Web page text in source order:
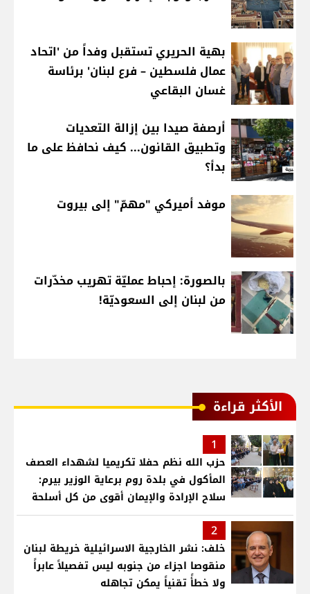
بهية الحريري تستقبل وفداً من 'اتحاد
عمال فلسطين – فرع لبنان' برئاسة
غسان البقاعي
أرصفة صيدا بين إزالة التعديات
وتطبيق القانون... كيف نحافظ على ما
بدأ؟
موفد أميركي "مهمّ" إلى بيروت
بالصورة: إحباط عمليّة تهريب مخدّرات
من لبنان إلى السعوديّة!
الأكثر قراءة
1
حزب الله نظم حفلا تكريميا لشهداء العصف
المأكول في بلدة روم برعاية الوزير بيرم:
سلاح الإرادة والإيمان أقوى من كل أسلحة
العالم .. ونريد الدولة التي تجمع اللبنانيين
2
خلف: نشر الخارجية الاسرائيلية خريطة لبنان
منقوصا اجزاء من جنوبه ليس تفصيلاً عابراً
ولا خطأً تقنياً يمكن تجاهله